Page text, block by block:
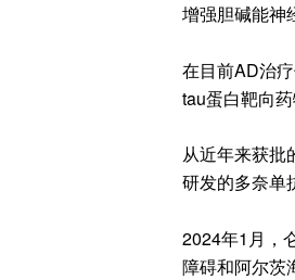
增强胆碱能神
在目前AD治
tau蛋白靶向
从近年来获批
研发的多奈单
2024年1月，
障碍和阿尔茨